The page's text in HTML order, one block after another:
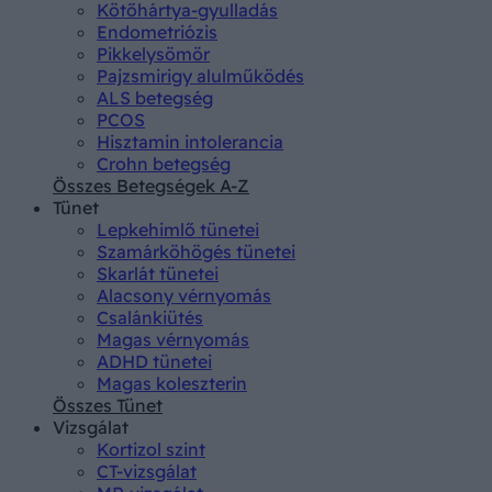
Kötőhártya-gyulladás
Endometriózis
Pikkelysömör
Pajzsmirigy alulműködés
ALS betegség
PCOS
Hisztamin intolerancia
Crohn betegség
Összes Betegségek A-Z
Tünet
Lepkehimlő tünetei
Szamárköhögés tünetei
Skarlát tünetei
Alacsony vérnyomás
Csalánkiütés
Magas vérnyomás
ADHD tünetei
Magas koleszterin
Összes Tünet
Vizsgálat
Kortizol szint
CT-vizsgálat